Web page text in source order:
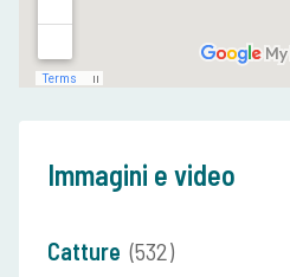
Immagini e video
Catture (532)